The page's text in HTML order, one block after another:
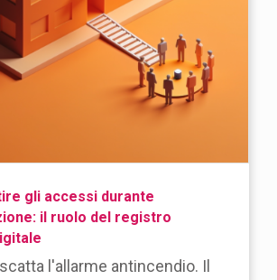
gli accessi durante
il ruolo del registro
l'allarme antincendio. Il